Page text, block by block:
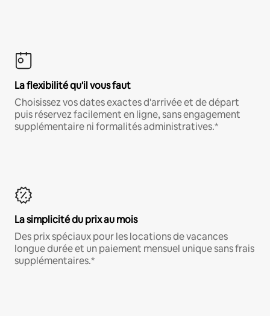
La flexibilité qu'il vous faut
Choisissez vos dates exactes d'arrivée et de départ
puis réservez facilement en ligne, sans engagement
supplémentaire ni formalités administratives.*
La simplicité du prix au mois
Des prix spéciaux pour les locations de vacances
longue durée et un paiement mensuel unique sans frais
supplémentaires.*